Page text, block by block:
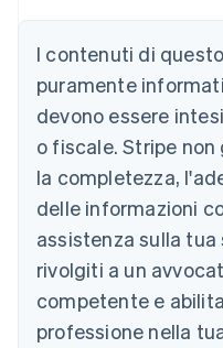
I contenuti di
puramente
devono essere
o fiscale. Stripe
la completezza,
delle informazioni
assistenza sulla
rivolgiti a un
competente e
professione nella
Australia
English
Austria
DeutschEnglish
Belgio
Nederlands Français
Brasile
Português
Bulgaria
English
Canada